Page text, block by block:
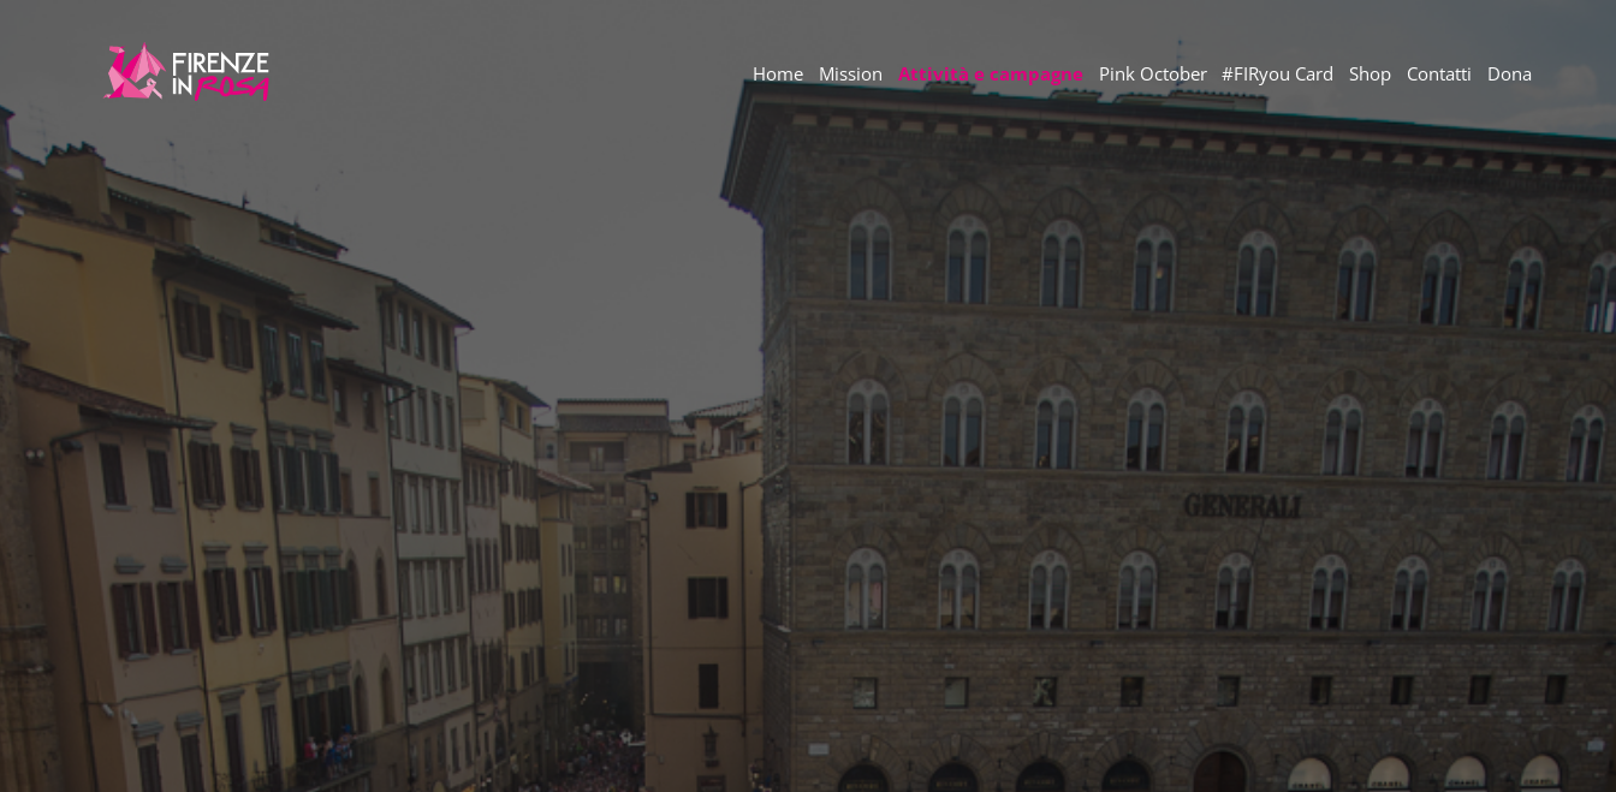
Home Mission Attività e campagne Pink October #FIRyou Card Shop Contatti Dona